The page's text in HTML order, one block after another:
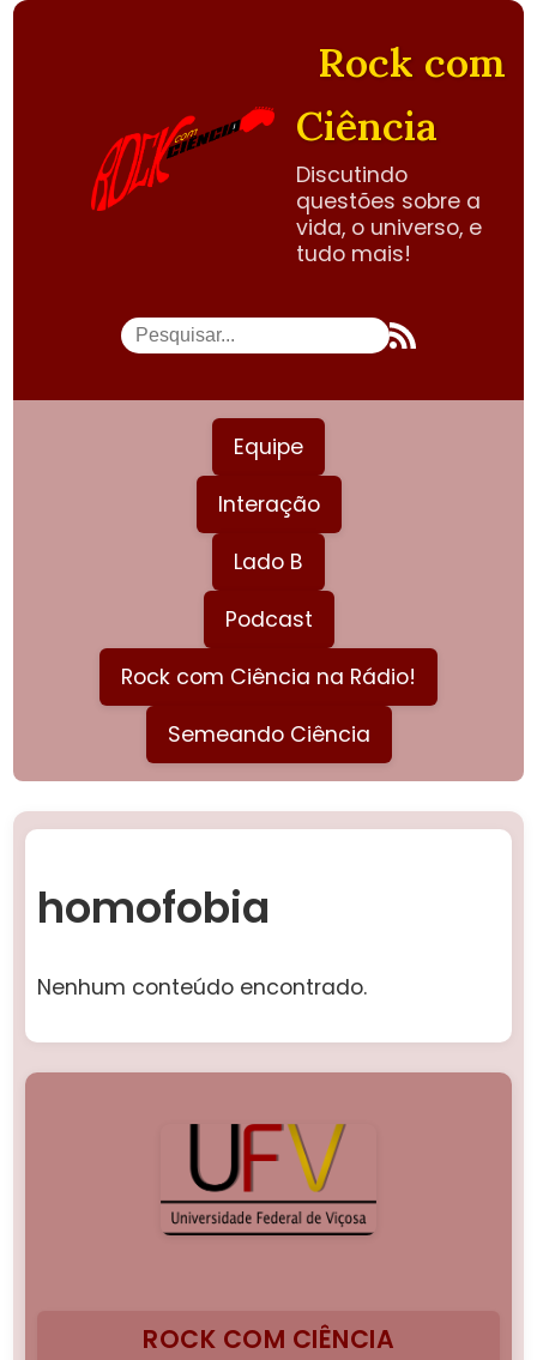
Rock com
Ciência
Discutindo
questões sobre a
vida, o universo, e
tudo mais!
Equipe
Interação
Lado B
Podcast
Rock com Ciência na Rádio!
Semeando Ciência
homofobia
Nenhum conteúdo encontrado.
ROCK COM CIÊNCIA